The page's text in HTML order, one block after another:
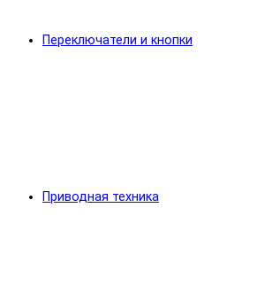
Переключатели и кнопки
Приводная техника